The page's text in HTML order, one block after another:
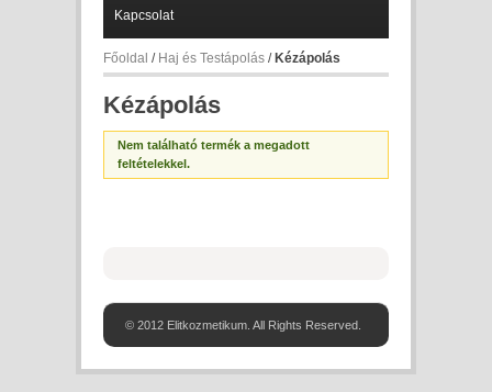
Kapcsolat
Főoldal / Haj és Testápolás / Kézápolás
Kézápolás
Nem található termék a megadott
feltételekkel.
© 2012 Elitkozmetikum. All Rights Reserved.